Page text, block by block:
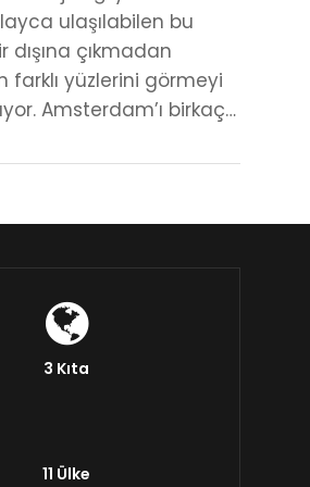
ulaşılabilen bu
dışına çıkmadan
farklı yüzlerini görmeyi
Amsterdam’ı birkaç…
3 Kıta
11 Ülke